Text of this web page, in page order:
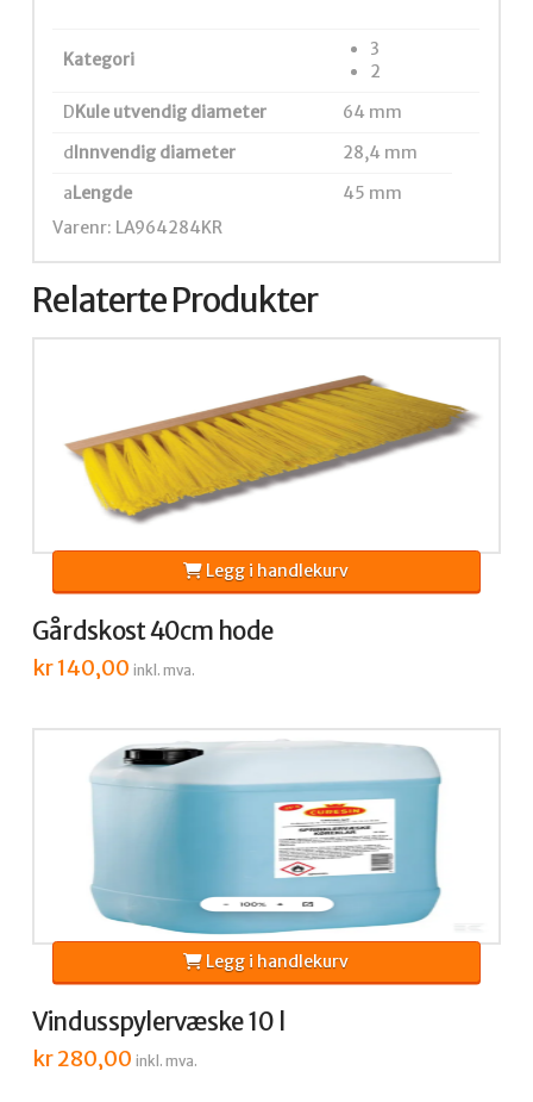
Kategori
3
2
DKule utvendig diameter
64 mm
dInnvendig diameter
28,4 mm
aLengde
45 mm
Varenr: LA964284KR
Relaterte Produkter
Gårdskost 40cm hode
kr140,00 inkl. mva.
Legg i handlekurv
Vindusspylervæske 10 l
kr280,00 inkl. mva.
Legg i handlekurv